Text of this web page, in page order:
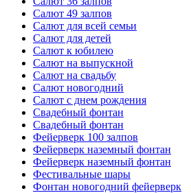
Салют 49 залпов
Салют для всей семьи
Салют для детей
Салют к юбилею
Салют на выпускной
Салют на свадьбу
Салют новогодний
Салют с днем рождения
Свадебный фонтан
Свадебный фонтан
Фейерверк 100 залпов
Фейерверк наземный фонтан
Фейерверк наземный фонтан
Фестивальные шары
Фонтан новогодний фейерверк